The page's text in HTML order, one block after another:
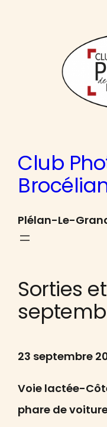
Club
Plélan-Le-
Sorties
23 septembre
Voie lactée-
phare de